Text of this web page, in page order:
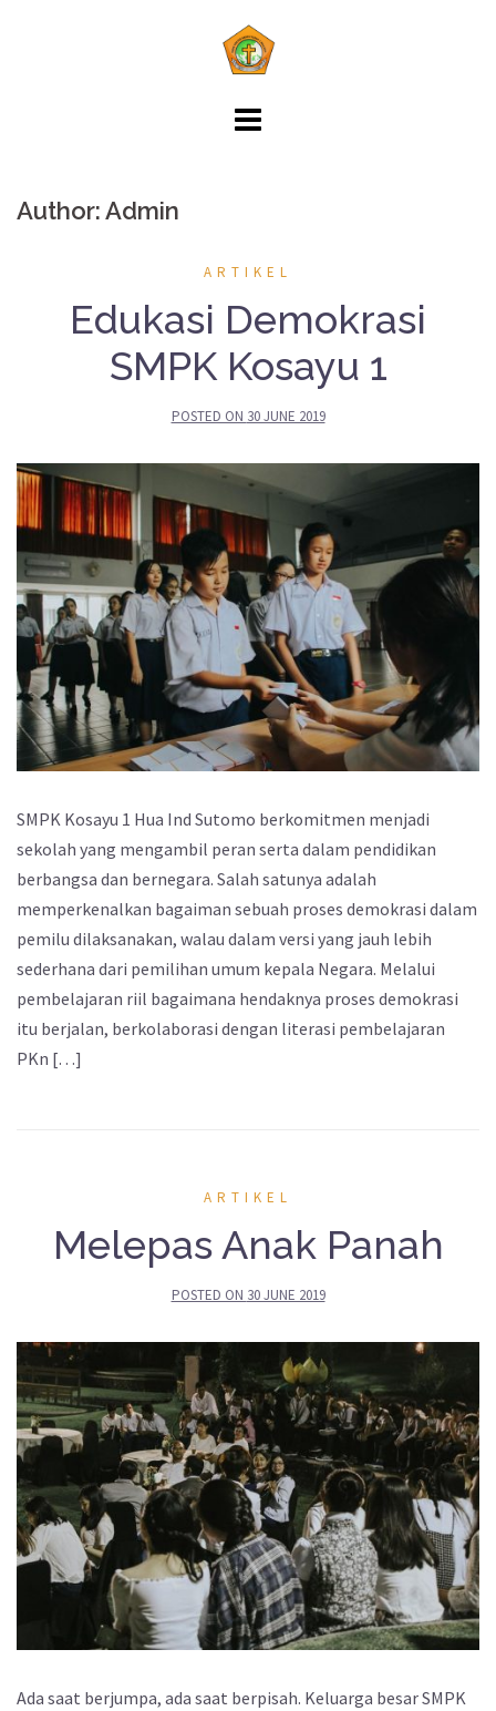
Author:Admin
ARTIKEL
Edukasi Demokrasi
SMPK Kosayu 1
POSTED ON 30 JUNE 2019
SMPK Kosayu 1 Hua Ind Sutomo berkomitmen menjadi
sekolah yang mengambil peran serta dalam pendidikan
berbangsa dan bernegara. Salah satunya adalah
memperkenalkan bagaiman sebuah proses demokrasi dalam
pemilu dilaksanakan, walau dalam versi yang jauh lebih
sederhana dari pemilihan umum kepala Negara. Melalui
pembelajaran riil bagaimana hendaknya proses demokrasi
itu berjalan, berkolaborasi dengan literasi pembelajaran
PKn […]
ARTIKEL
Melepas Anak Panah
POSTED ON 30 JUNE 2019
Ada saat berjumpa, ada saat berpisah. Keluarga besar SMPK